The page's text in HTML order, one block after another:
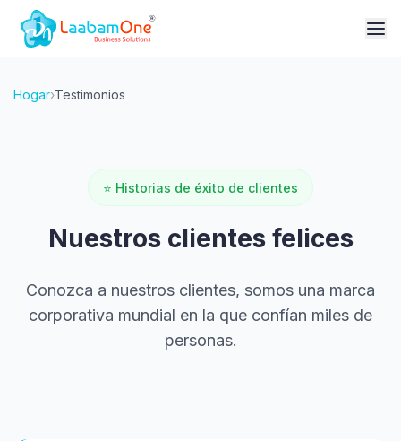
Hogar›Testimonios
⭐ Historias de éxito de clientes
Nuestros clientes felices
Conozca a nuestros clientes, somos una marca
corporativa mundial en la que confían miles de
personas.